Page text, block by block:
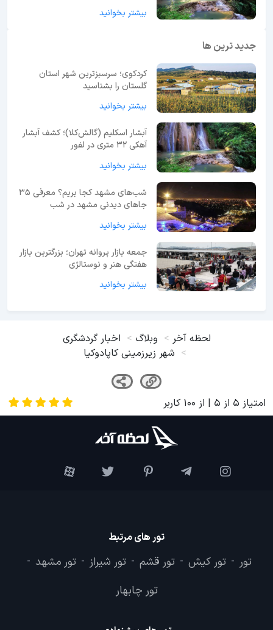
بیشتر بخوانید
جدید ترین ها
کردکوی؛ سرسبزترین شهر استان
گلستان را بشناسید
بیشتر بخوانید
آبشار اسکلیم (گالش‌کلا)؛ کشف آبشار
آهکی ۳۲ متری در لفور
بیشتر بخوانید
شب‌های مشهد کجا بریم؟ معرفی 35
جاهای دیدنی مشهد در شب
بیشتر بخوانید
جمعه بازار پروانه تهران؛ بزرگترین بازار
هفتگی هنر و نوستالژی
بیشتر بخوانید
لحظه آخر وبلاگ
اخبار گردشگری
شهر زیرزمینی کاپادوکیا
امتیاز 5 از 5 | از 100 کاربر
تور های مرتبط
تور - تور کیش - تور قشم - تور شیراز - تور مشهد -
تور چابهار